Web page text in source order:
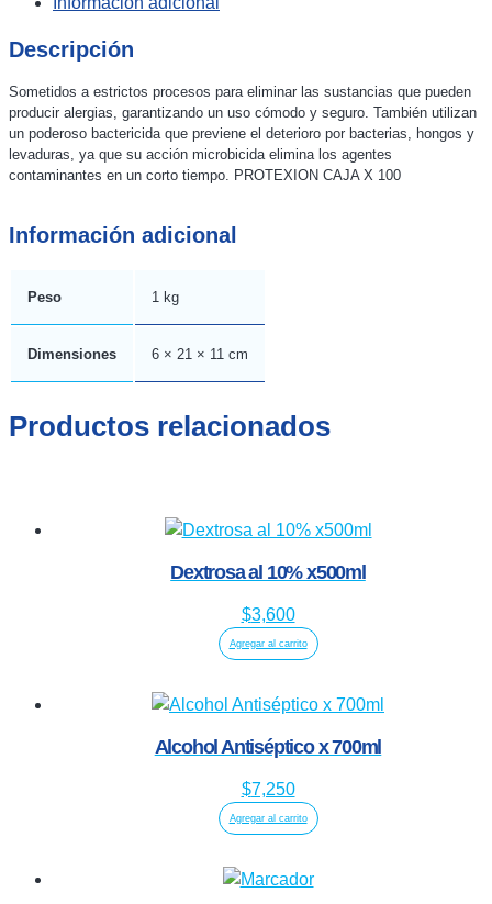
Descripción
Sometidos a estrictos procesos para eliminar las sustancias que pueden
producir alergias, garantizando un uso cómodo y seguro. También utilizan
un poderoso bactericida que previene el deterioro por bacterias, hongos y
levaduras, ya que su acción microbicida elimina los agentes
contaminantes en un corto tiempo. PROTEXION CAJA X 100
Información adicional
Peso 1 kg
Dimensiones 6 × 21 × 11 cm
Productos relacionados
Dextrosa al 10% x500ml
$3,600
Agregar al carrito
Alcohol Antiséptico x 700ml
$7,250
Agregar al carrito